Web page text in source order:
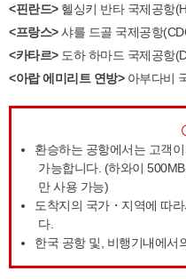
<핀란드> 헬싱키 반타 국제공항
<프랑스>샤를 드골 국제공항
<카타르> 도하 하마드 국제공항
<아랍 에미리트 연방> 아부다비
환승하는 공항에서는 고객
가능합니다. (하와이
만 사용 가능)
도착지의 국가・지역에 따
다.
한국 공항 및, 비행기내에서